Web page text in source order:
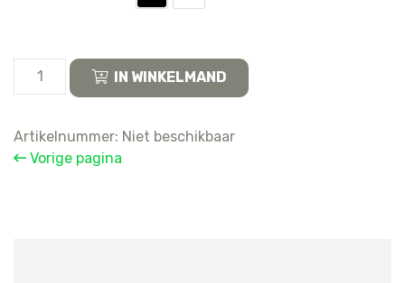
25W
USB-
Power
Adapter
IN WINKELMAND
Artikelnummer: Niet beschikbaar
Vorige pagina